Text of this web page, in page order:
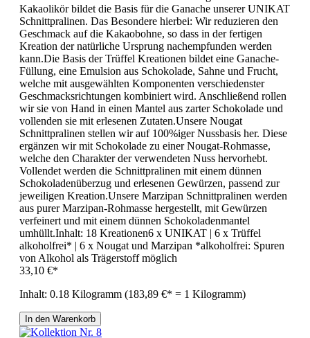
Kakaolikör bildet die Basis für die Ganache unserer UNIKAT
Schnittpralinen. Das Besondere hierbei: Wir reduzieren den
Geschmack auf die Kakaobohne, so dass in der fertigen
Kreation der natürliche Ursprung nachempfunden werden
kann.Die Basis der Trüffel Kreationen bildet eine Ganache-
Füllung, eine Emulsion aus Schokolade, Sahne und Frucht,
welche mit ausgewählten Komponenten verschiedenster
Geschmacksrichtungen kombiniert wird. Anschließend rollen
wir sie von Hand in einen Mantel aus zarter Schokolade und
vollenden sie mit erlesenen Zutaten.Unsere Nougat
Schnittpralinen stellen wir auf 100%iger Nussbasis her. Diese
ergänzen wir mit Schokolade zu einer Nougat-Rohmasse,
welche den Charakter der verwendeten Nuss hervorhebt.
Vollendet werden die Schnittpralinen mit einem dünnen
Schokoladenüberzug und erlesenen Gewürzen, passend zur
jeweiligen Kreation.Unsere Marzipan Schnittpralinen werden
aus purer Marzipan-Rohmasse hergestellt, mit Gewürzen
verfeinert und mit einem dünnen Schokoladenmantel
umhüllt.Inhalt: 18 Kreationen6 x UNIKAT | 6 x Trüffel
alkoholfrei* | 6 x Nougat und Marzipan *alkoholfrei: Spuren
von Alkohol als Trägerstoff möglich
33,10 €*
Inhalt: 0.18 Kilogramm (183,89 €* = 1 Kilogramm)
In den Warenkorb